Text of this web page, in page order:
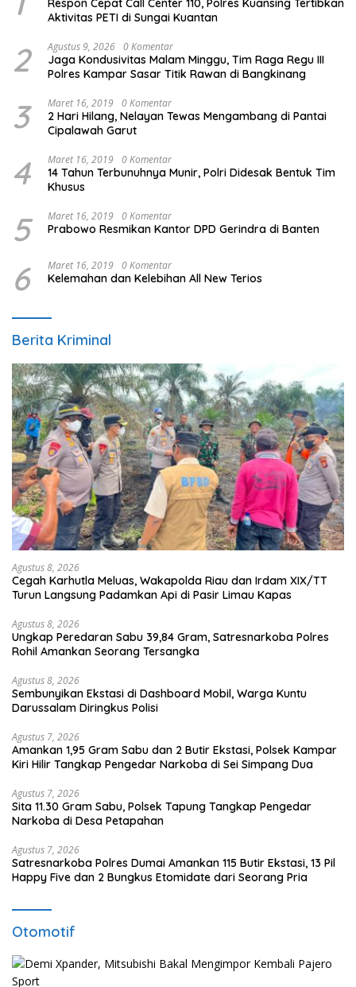
Aktivitas PETI di Sungai Kuantan
2 Agustus 9, 2026 0 Komentar
Jaga Kondusivitas Malam Minggu, Tim Raga Regu III
Polres Kampar Sasar Titik Rawan di Bangkinang
3 Maret 16, 2019 0 Komentar
2 Hari Hilang, Nelayan Tewas Mengambang di Pantai
Cipalawah Garut
4 Maret 16, 2019 0 Komentar
14 Tahun Terbunuhnya Munir, Polri Didesak Bentuk Tim
Khusus
5 Maret 16, 2019 0 Komentar
Prabowo Resmikan Kantor DPD Gerindra di Banten
6 Maret 16, 2019 0 Komentar
Kelemahan dan Kelebihan All New Terios
Berita Kriminal
Agustus 8, 2026
Cegah Karhutla Meluas, Wakapolda Riau dan Irdam XIX/TT
Turun Langsung Padamkan Api di Pasir Limau Kapas
Agustus 8, 2026
Ungkap Peredaran Sabu 39,84 Gram, Satresnarkoba Polres
Rohil Amankan Seorang Tersangka
Agustus 8, 2026
Sembunyikan Ekstasi di Dashboard Mobil, Warga Kuntu
Darussalam Diringkus Polisi
Agustus 7, 2026
Amankan 1,95 Gram Sabu dan 2 Butir Ekstasi, Polsek Kampar
Kiri Hilir Tangkap Pengedar Narkoba di Sei Simpang Dua
Agustus 7, 2026
Sita 11.30 Gram Sabu, Polsek Tapung Tangkap Pengedar
Narkoba di Desa Petapahan
Agustus 7, 2026
Satresnarkoba Polres Dumai Amankan 115 Butir Ekstasi, 13 Pil
Happy Five dan 2 Bungkus Etomidate dari Seorang Pria
Otomotif